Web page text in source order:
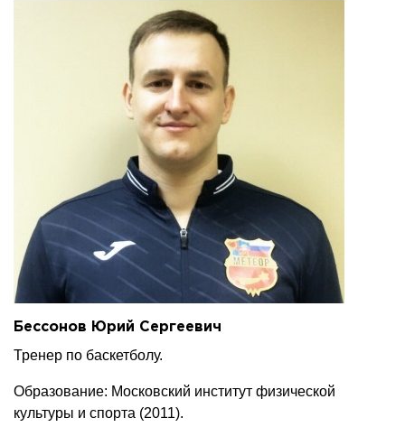
Бессонов Юрий Сергеевич
Тренер по баскетболу.
Образование: Московский институт физической
культуры и спорта (2011).